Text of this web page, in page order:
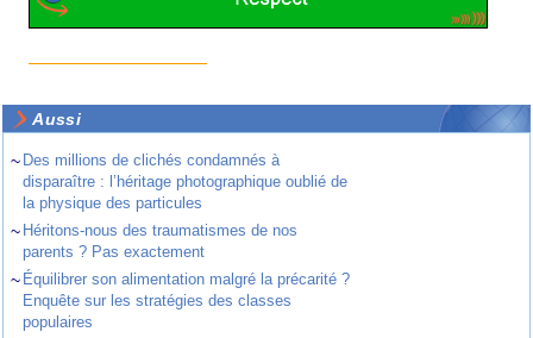
Aussi
~ Des millions de clichés condamnés à
disparaître : l’héritage photographique oublié de
la physique des particules
~ Héritons-nous des traumatismes de nos
parents ? Pas exactement
~ Équilibrer son alimentation malgré la précarité ?
Enquête sur les stratégies des classes
populaires